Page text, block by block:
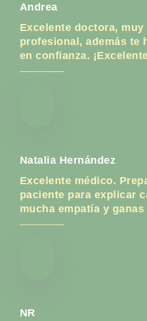
Andrea
Excelente doctora, muy
profesional, además te
en confianza.
Natalia Hernández
Excelente médico.
paciente para explicar
mucha empatía y ganas
NR